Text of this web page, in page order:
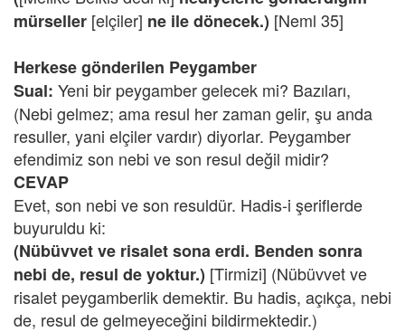
mürseller [elçiler] ne ile dönecek.) [Neml 35]
Herkese gönderilen Peygamber
Sual: Yeni bir peygamber gelecek mi? Bazıları,
(Nebi gelmez; ama resul her zaman gelir, şu anda
resuller, yani elçiler vardır) diyorlar. Peygamber
efendimiz son nebi ve son resul değil midir?
CEVAP
Evet, son nebi ve son resuldür. Hadis-i şeriflerde
buyuruldu ki:
(Nübüvvet ve risalet sona erdi. Benden sonra
nebi de, resul de yoktur.) [Tirmizi] (Nübüvvet ve
risalet peygamberlik demektir. Bu hadis, açıkça, nebi
de, resul de gelmeyeceğini bildirmektedir.)